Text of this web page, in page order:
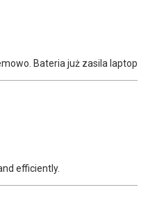
Bateria już zasila laptop
efficiently.